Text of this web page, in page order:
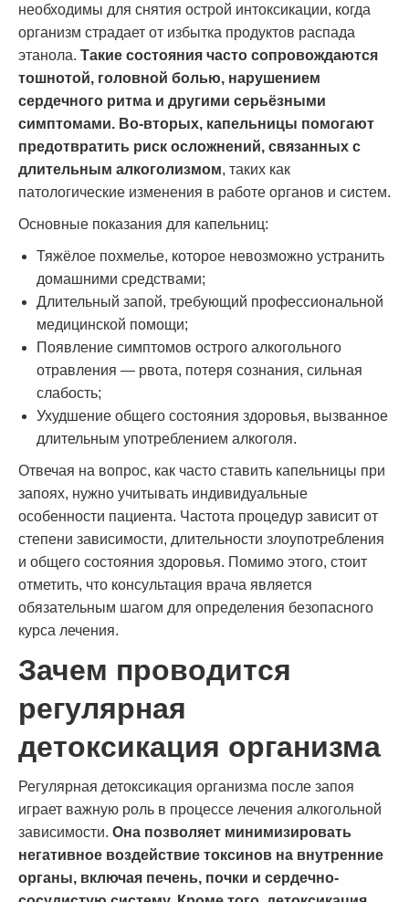
необходимы для снятия острой интоксикации, когда
организм страдает от избытка продуктов распада
этанола. Такие состояния часто сопровождаются
тошнотой, головной болью, нарушением
сердечного ритма и другими серьёзными
симптомами. Во-вторых, капельницы помогают
предотвратить риск осложнений, связанных с
длительным алкоголизмом, таких как
патологические изменения в работе органов и систем.
Основные показания для капельниц:
Тяжёлое похмелье, которое невозможно устранить
домашними средствами;
Длительный запой, требующий профессиональной
медицинской помощи;
Появление симптомов острого алкогольного
отравления — рвота, потеря сознания, сильная
слабость;
Ухудшение общего состояния здоровья, вызванное
длительным употреблением алкоголя.
Отвечая на вопрос, как часто ставить капельницы при
запоях, нужно учитывать индивидуальные
особенности пациента. Частота процедур зависит от
степени зависимости, длительности злоупотребления
и общего состояния здоровья. Помимо этого, стоит
отметить, что консультация врача является
обязательным шагом для определения безопасного
курса лечения.
Зачем проводится
регулярная
детоксикация организма
Регулярная детоксикация организма после запоя
играет важную роль в процессе лечения алкогольной
зависимости. Она позволяет минимизировать
негативное воздействие токсинов на внутренние
органы, включая печень, почки и сердечно-